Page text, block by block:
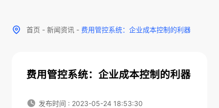
首页 - 新闻资讯 - 费用管控系统：企业成本控制的利器
费用管控系统：企业成本控制的利器
发布时间 : 2023-05-24 18:53:30